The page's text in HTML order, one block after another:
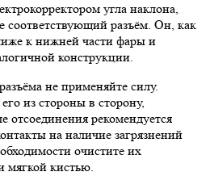
угла наклона,
соответствующий разъём. Он, как
к нижней части фары и
конструкции.
не применяйте силу.
из стороны в сторону,
отсоединения рекомендуется
на наличие загрязнений
очистите их
мягкой кистью.